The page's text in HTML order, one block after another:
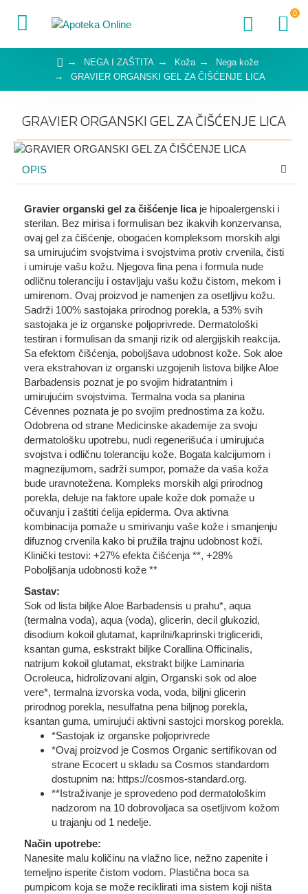
0
NEGA I ZAŠTITA Koža
Nega kože
GRAVIER ORGANSKI GEL ZA ČIŠĆENJE LICA
GRAVIER ORGANSKI GEL ZA ČIŠĆENJE LICA
OPIS
Gravier organski gel za čišćenje lica je hipoalergenski i
sterilan. Bez mirisa i formulisan bez ikakvih konzervansa,
ovaj gel za čišćenje, obogaćen kompleksom morskih algi
sa umirujućim svojstvima i svojstvima protiv crvenila, čisti
i umiruje vašu kožu. Njegova fina pena i formula nude
odličnu toleranciju i ostavljaju vašu kožu čistom, mekom i
umirenom. Ovaj proizvod je namenjen za osetljivu kožu.
Sadrži 100% sastojaka prirodnog porekla, a 53% svih
sastojaka je iz organske poljoprivrede. Dermatološki
testiran i formulisan da smanji rizik od alergijskih reakcija.
Sa efektom čišćenja, poboljšava udobnost kože. Sok aloe
vera ekstrahovan iz organski uzgojenih listova biljke Aloe
Barbadensis poznat je po svojim hidratantnim i
umirujućim svojstvima. Termalna voda sa planina
Cévennes poznata je po svojim prednostima za kožu.
Odobrena od strane Medicinske akademije za svoju
dermatološku upotrebu, nudi regenerišuća i umirujuća
svojstva i odličnu toleranciju kože. Bogata kalcijumom i
magnezijumom, sadrži sumpor, pomaže da vaša koža
bude uravnotežena. Kompleks morskih algi prirodnog
porekla, deluje na faktore upale kože dok pomaže u
očuvanju i zaštiti ćelija epiderma. Ova aktivna
kombinacija pomaže u smirivanju vaše kože i smanjenju
difuznog crvenila kako bi pružila trajnu udobnost koži.
Klinički testovi: +27% efekta čišćenja **, +28%
Poboljšanja udobnosti kože **
Sastav:
Sok od lista biljke Aloe Barbadensis u prahu*, aqua
(termalna voda), aqua (voda), glicerin, decil glukozid,
disodium kokoil glutamat, kaprilni/kaprinski trigliceridi,
ksantan guma, eskstrakt biljke Corallina Officinalis,
natrijum kokoil glutamat, ekstrakt biljke Laminaria
Ocroleuca, hidrolizovani algin, Organski sok od aloe
vere*, termalna izvorska voda, voda, biljni glicerin
prirodnog porekla, nesulfatna pena biljnog porekla,
ksantan guma, umirujući aktivni sastojci morskog porekla.
*Sastojak iz organske poljoprivrede
*Ovaj proizvod je Cosmos Organic sertifikovan od
strane Ecocert u skladu sa Cosmos standardom
dostupnim na: https://cosmos-standard.org.
**Istraživanje je sprovedeno pod dermatološkim
nadzorom na 10 dobrovoljaca sa osetljivom kožom
u trajanju od 1 nedelje.
Način upotrebe:
Nanesite malu količinu na vlažno lice, nežno zapenite i
temeljno isperite čistom vodom. Plastična boca sa
pumpicom koja se može reciklirati ima sistem koji ništa